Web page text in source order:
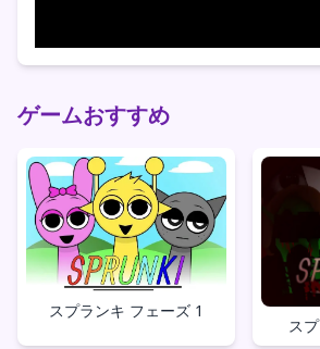
ゲームおすすめ
スプランキ フェーズ 1
ス